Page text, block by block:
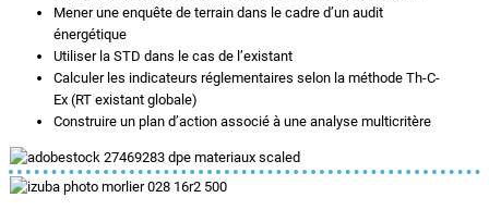
Mener une enquête de terrain dans le cadre d’un audit
énergétique
Utiliser la STD dans le cas de l’existant
Calculer les indicateurs réglementaires selon la méthode Th-C-
Ex (RT existant globale)
Construire un plan d’action associé à une analyse multicritère